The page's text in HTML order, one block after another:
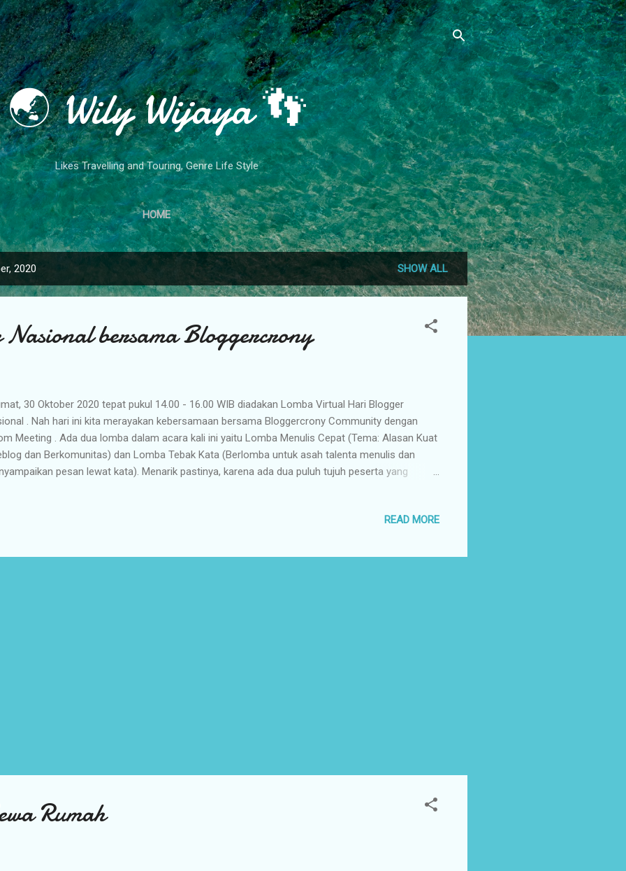
Skip to main content
🌏 Wily Wijaya 👣
Likes Travelling and Touring, Genre Life Style
HOME
2020 SHOW ALL
bersama Bloggercrony
30 Oktober 2020 tepat pukul 14.00 - 16.00 WIB diadakan Lomba Virtual Hari Blogger
. Nah hari ini kita merayakan kebersamaan bersama Bloggercrony Community dengan
Meeting . Ada dua lomba dalam acara kali ini yaitu Lomba Menulis Cepat (Tema: Alasan Kuat
dan Berkomunitas) dan Lomba Tebak Kata (Berlomba untuk asah talenta menulis dan
pesan lewat kata). Menarik pastinya, karena ada dua puluh tujuh peserta yang
nekad alias daftar tanpa modal tau apa bocoran soalnya. Wah ternyata disuruh memilih
10 menit. Alhasil, puyeng sekelak karena belum bisa menulis cepat. Akhirnya jadi juga hasil
READ MORE
Rumah